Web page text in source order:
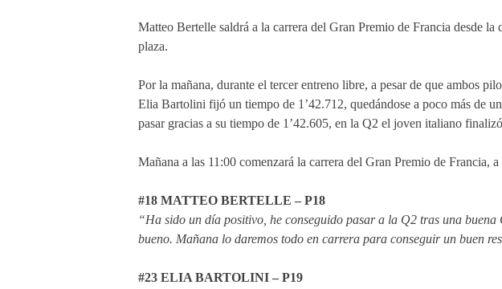
Matteo Bertelle saldrá a la carrera del Gran Premio de Francia desde
plaza.
Por la mañana, durante el tercer entreno libre, a pesar de que ambos
Elia Bartolini fijó un tiempo de 1’42.712, quedándose a poco más de
pasar gracias a su tiempo de 1’42.605, en la Q2 el joven italiano
Mañana a las 11:00 comenzará la carrera del Gran Premio de
#18 MATTEO BERTELLE – P18
“Ha sido un día positivo, he conseguido pasar a la Q2 tras una
bueno. Mañana lo daremos todo en carrera para conseguir un buen
#23 ELIA BARTOLINI – P19